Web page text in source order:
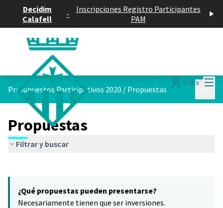
Decidim
Calafell
-
Inscripciones Registro Participantes
PAM
Entra
Presupuestos Participativos 2020 / Propuestas
Propuestas
Filtrar y buscar
−
¿Qué propuestas pueden presentarse?
Necesariamente tienen que ser inversiones.